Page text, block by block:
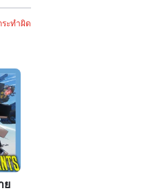
ระทำผิด
ย